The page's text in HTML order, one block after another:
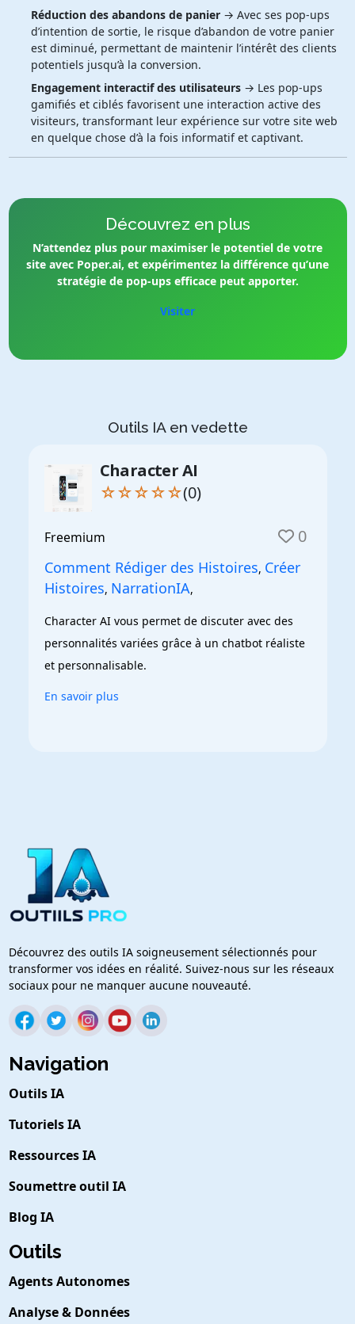
Réduction des abandons de panier→ Avec ses pop-ups
d’intention de sortie, le risque d’abandon de votre panier
est diminué, permettant de maintenir l’intérêt des clients
potentiels jusqu’à la conversion.
Engagement interactif des utilisateurs→ Les pop-ups
gamifiés et ciblés favorisent une interaction active des
visiteurs, transformant leur expérience sur votre site web
en quelque chose d’à la fois informatif et captivant.
Découvrez en plus
N’attendez plus pour maximiser le potentiel de votre
site avec Poper.ai, et expérimentez la différence qu’une
stratégie de pop-ups efficace peut apporter.
Visiter
Outils IA en vedette
Character AI
☆☆☆☆☆(0)
Freemium 0
Comment Rédiger des Histoires, Créer
Histoires, NarrationIA,
Character AI vous permet de discuter avec des
personnalités variées grâce à un chatbot réaliste
et personnalisable.
En savoir plus
Découvrez des outils IA soigneusement sélectionnés pour
transformer vos idées en réalité. Suivez-nous sur les réseaux
sociaux pour ne manquer aucune nouveauté.
Navigation
Outils IA
Tutoriels IA
Ressources IA
Soumettre outil IA
Blog IA
Outils
Agents Autonomes
Analyse & Données